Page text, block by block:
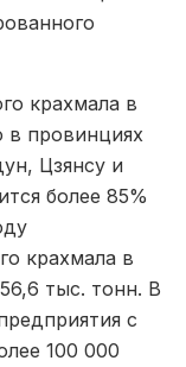
крахмала в
в провинциях
Цзянсу и
более 85%
крахмала в
тыс. тонн. В
с
100 000